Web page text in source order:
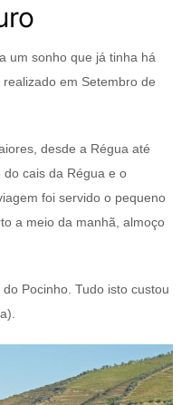
um sonho que já tinha há
em Setembro de
desde a Régua até
do cais da Régua e o
foi servido o pequeno
a meio da manhã, almoço
Pocinho. Tudo isto custou